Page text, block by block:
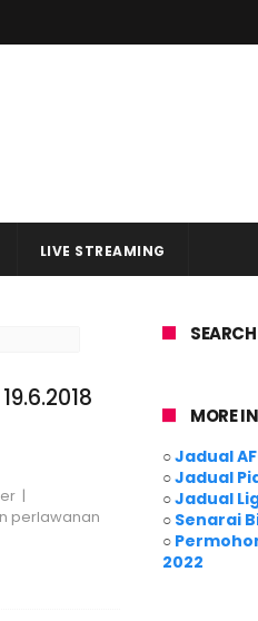
LIVE STREAMING
|
perlawanan
MORE
○Jadual
○Jadual
○Jadual
○ Senarai
○
2022